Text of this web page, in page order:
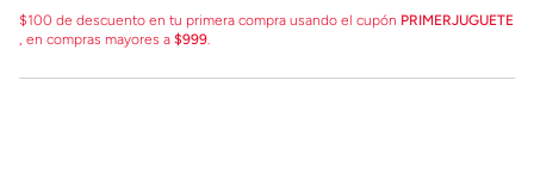
$100 de descuento en tu primera compra usando el cupón PRIMERJUGUETE
, en compras mayores a $999.